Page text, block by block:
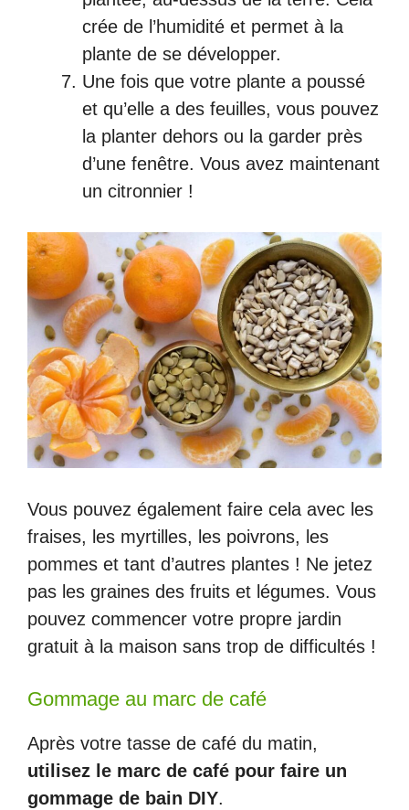
crée de l’humidité et permet à la
plante de se développer.
Une fois que votre plante a poussé
et qu’elle a des feuilles, vous pouvez
la planter dehors ou la garder près
d’une fenêtre. Vous avez maintenant
un citronnier !
Vous pouvez également faire cela avec les
fraises, les myrtilles, les poivrons, les
pommes et tant d’autres plantes ! Ne jetez
pas les graines des fruits et légumes. Vous
pouvez commencer votre propre jardin
gratuit à la maison sans trop de difficultés !
Gommage au marc de café
Après votre tasse de café du matin,
utilisez le marc de café pour faire un
gommage de bain DIY.